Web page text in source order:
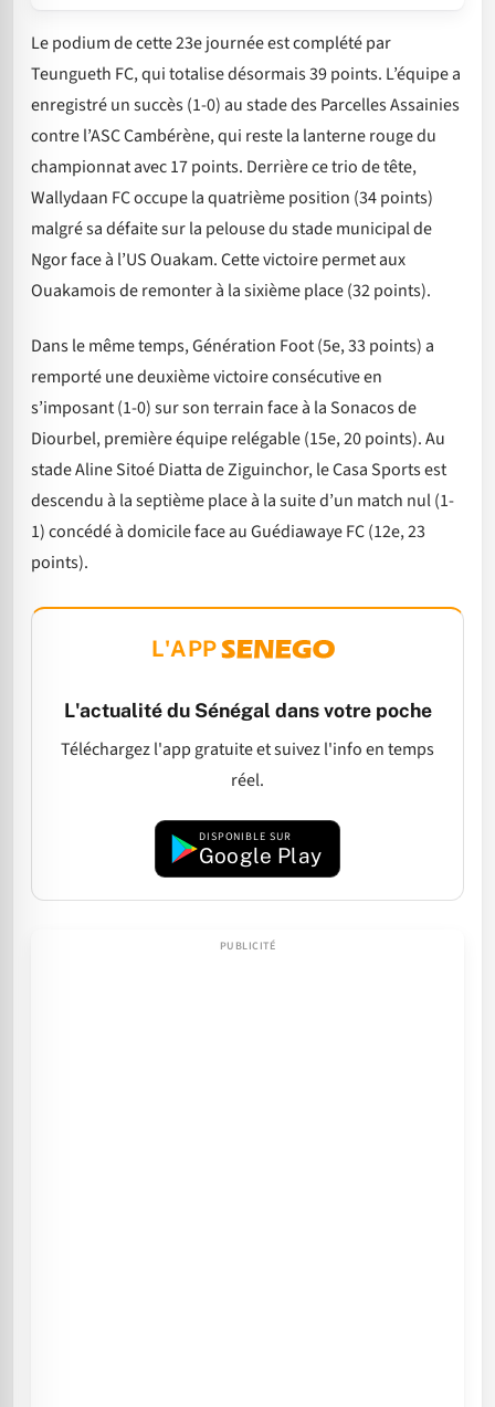
Le podium de cette 23e journée est complété par
Teungueth FC, qui totalise désormais 39 points. L’équipe a
enregistré un succès (1-0) au stade des Parcelles Assainies
contre l’ASC Cambérène, qui reste la lanterne rouge du
championnat avec 17 points. Derrière ce trio de tête,
Wallydaan FC occupe la quatrième position (34 points)
malgré sa défaite sur la pelouse du stade municipal de
Ngor face à l’US Ouakam. Cette victoire permet aux
Ouakamois de remonter à la sixième place (32 points).
Dans le même temps, Génération Foot (5e, 33 points) a
remporté une deuxième victoire consécutive en
s’imposant (1-0) sur son terrain face à la Sonacos de
Diourbel, première équipe relégable (15e, 20 points). Au
stade Aline Sitoé Diatta de Ziguinchor, le Casa Sports est
descendu à la septième place à la suite d’un match nul (1-
1) concédé à domicile face au Guédiawaye FC (12e, 23
points).
L'APP
L'actualité du Sénégal dans votre poche
Téléchargez l'app gratuite et suivez l'info en temps
réel.
DISPONIBLE SUR
Google Play